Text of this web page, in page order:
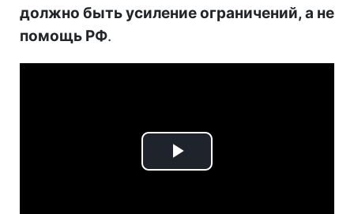
должно быть усиление ограничений, а не
помощь РФ.
Play